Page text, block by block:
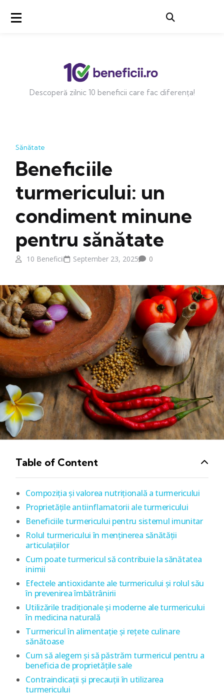
Descoperă zilnic 10 beneficii care fac diferența!
Sănătate
Beneficiile
turmericului: un
condiment minune
pentru sănătate
10 Beneficii September 23, 2025 0
Table of Content
Compoziția și valorea nutrițională a turmericului
Proprietățile antiinflamatorii ale turmericului
Beneficiile turmericului pentru sistemul imunitar
Rolul turmericului în menținerea sănătății
articulațiilor
Cum poate turmericul să contribuie la sănătatea
inimii
Efectele antioxidante ale turmericului și rolul său
în prevenirea îmbătrânirii
Utilizările tradiționale și moderne ale turmericului
în medicina naturală
Turmericul în alimentație și rețete culinare
sănătoase
Cum să alegem și să păstrăm turmericul pentru a
beneficia de proprietățile sale
Contraindicații și precauții în utilizarea
turmericului